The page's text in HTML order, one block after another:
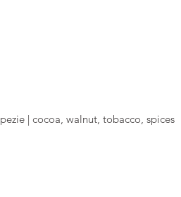
| cocoa, walnut, tobacco, spices